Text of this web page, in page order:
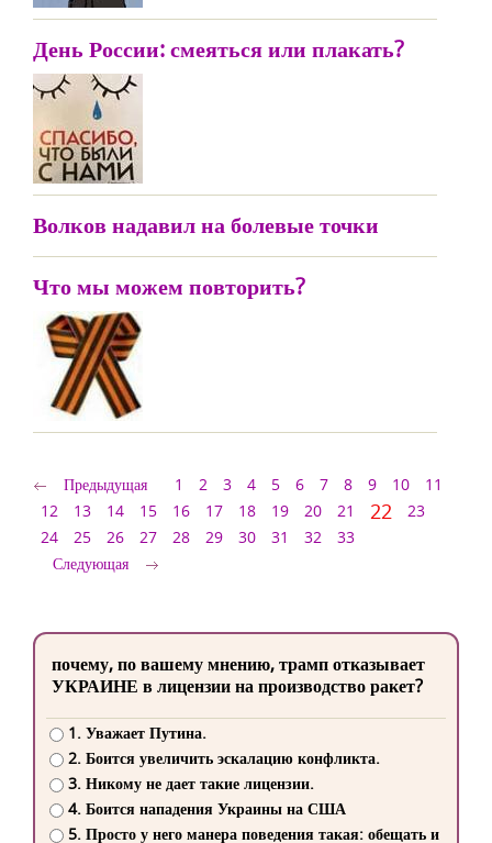
День России: смеяться или плакать?
Волков надавил на болевые точки
Что мы можем повторить?
Предыдущая 1 2 3 4 5 6 7 8 9 10
11
12
13 14 15 16 17 18 19 20 21 22
23
24
25 26 27 28 29 30 31 32
33
Следующая
почему, по вашему мнению, трамп отказывает
УКРАИНЕ в лицензии на производство ракет?
1. Уважает Путина.
2. Боится увеличить эскалацию конфликта.
3. Никому не дает такие лицензии.
4. Боится нападения Украины на США
5. Просто у него манера поведения такая: обещать и